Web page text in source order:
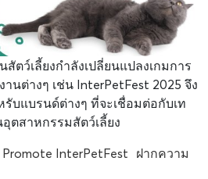
ตว์เลี้ยงกำลังเปลี่ยนแปลงเกมการ
านต่างๆ เช่น InterPetFest 2025 จึง
บแบรนด์ต่างๆ ที่จะเชื่อมต่อกับเท
ตสาหกรรมสัตว์เลี้ยง
Promote InterPetFest ฝากความ